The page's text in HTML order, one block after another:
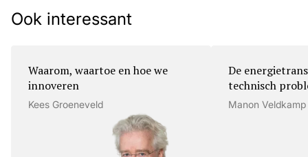
Ook interessant
Waarom, waartoe en hoe we
innoveren
Kees Groeneveld
De
technisch
Manon Veldkamp